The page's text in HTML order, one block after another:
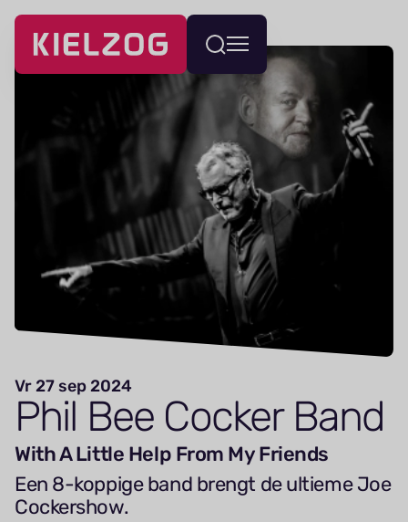
Navigatie
overslaan
Wissel
menu
Vr 27 sep 2024
Phil Bee Cocker Band
With A Little Help From My Friends
Een 8-koppige band brengt de ultieme Joe
Cockershow.